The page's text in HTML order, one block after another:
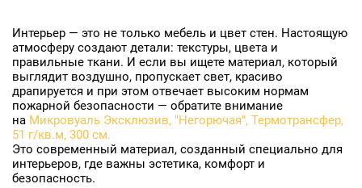
Интерьер — это не только мебель и цвет стен. Настоящую
атмосферу создают детали: текстуры, цвета и
правильные ткани. И если вы ищете материал, который
выглядит воздушно, пропускает свет, красиво
драпируется и при этом отвечает высоким нормам
пожарной безопасности — обратите внимание
на Микровуаль Эксклюзив, "Негорючая", Термотрансфер,
51 г/кв.м, 300 см.
Это современный материал, созданный специально для
интерьеров, где важны эстетика, комфорт и
безопасность.